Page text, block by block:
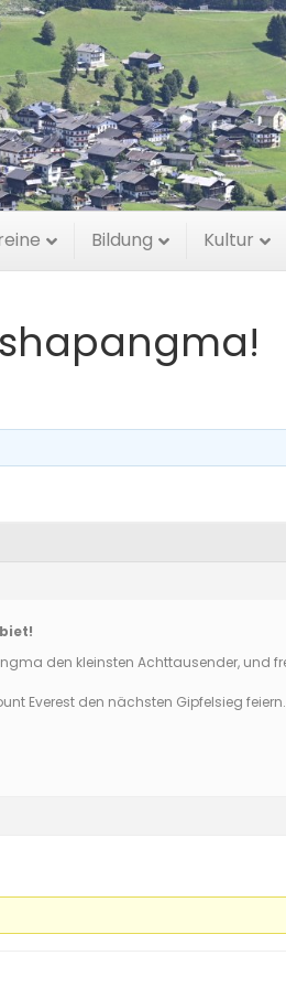
Bildung Kultur
den kleinsten Achttausender, und
Everest den nächsten Gipfelsieg feiern.